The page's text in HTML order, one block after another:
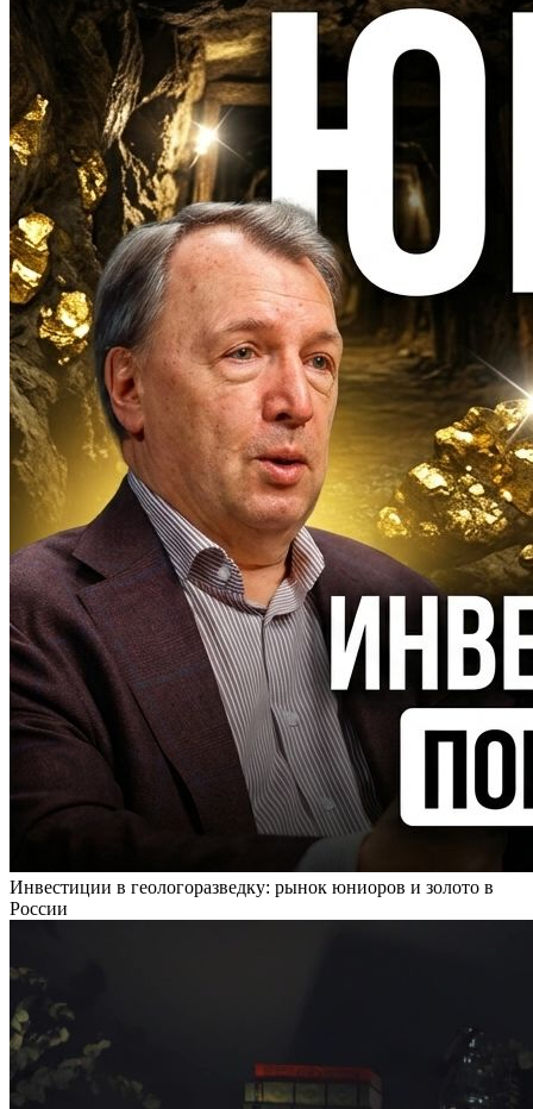
Инвестиции в геологоразведку: рынок юниоров и золото в
России